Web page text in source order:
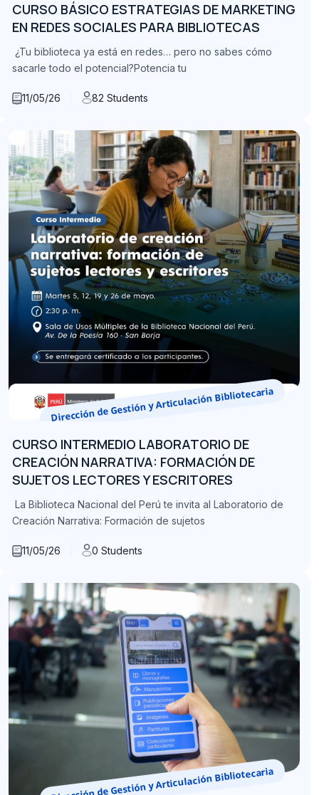
CURSO BÁSICO ESTRATEGIAS DE MARKETING
EN REDES SOCIALES PARA BIBLIOTECAS
¿Tu biblioteca ya está en redes… pero no sabes cómo
sacarle todo el potencial?Potencia tu
11/05/26 82 Students
Dirección de Gestión y Articulación Bibliotecaria
CURSO INTERMEDIO LABORATORIO DE
CREACIÓN NARRATIVA: FORMACIÓN DE
SUJETOS LECTORES Y ESCRITORES
La Biblioteca Nacional del Perú te invita al Laboratorio de
Creación Narrativa: Formación de sujetos
11/05/26 0 Students
Dirección de Gestión y Articulación Bibliotecaria